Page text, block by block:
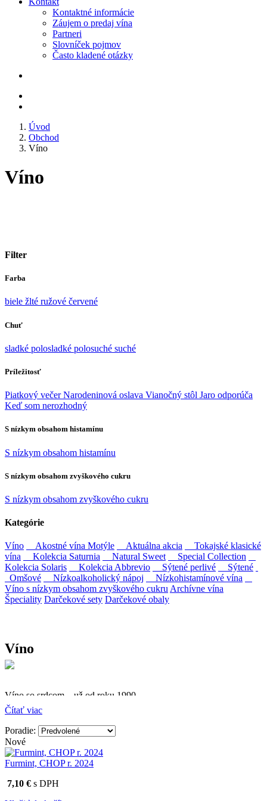
Kontaktné informácie
Záujem o predaj vína
Partneri
Slovníček pojmov
Často kladené otázky
Úvod
Obchod
Víno
Víno
Filter
Farba
biele žlté ružové červené
Chuť
sladké polosladké polosuché suché
Príležitosť
Piatkový večerNarodeninová oslava Vianočný stôl Jaro odporúča
Keď som nerozhodný
S nízkym obsahom histamínu
S nízkym obsahom histamínu
S nízkym obsahom zvyškového cukru
S nízkym obsahom zvyškového cukru
Kategórie
Víno Akostné vína Motýle Aktuálna akcia
Tokajské klasické
vína
Kolekcia Saturnia Natural Sweet
Special Collection
Kolekcia Solaris
Kolekcia Abbrevio Sýtené perlivé
Sýtené
Omšové
Nízkoalkoholický nápoj
Nízkohistamínové vína
Víno s nízkym obsahom zvyškového cukru Archívne vína
Špeciality Darčekové sety Darčekové obaly
Víno
Víno so srdcom – už od roku 1990
Firma Ostrožovič je najstaršou privátnou firmou na
slovenskom Tokaji.
Vyrábame kvalitné odrodové a výberové vína. Ako prví sme
priniesli na slovenský trh sólo spracované vína z tokajských odrôd
Furmint, Lipovina a Muškát žltý reduktívnou technológiou. Hrozno
spracúvame najmodernejšími technológiami, vrátane riadenej
fermentácie.
Čítať viac
Poradie:
Nové
Furmint, CHOP r. 2024
7,10 € s DPH